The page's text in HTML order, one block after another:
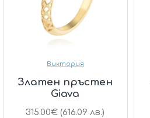
Виктория
Златен пръстен
Giava
315.00€ (616.09 лв.)